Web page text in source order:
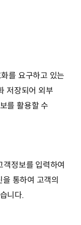
를 요구하고 있는
저장되어 외부
를 활용할 수
정보를 입력하여
통하여 고객의
니다.